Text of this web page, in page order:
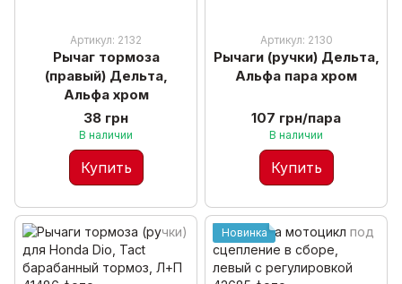
Артикул: 2132
Рычаг тормоза
(правый) Дельта,
Альфа хром
38 грн
В наличии
Купить
Артикул: 2130
Рычаги (ручки) Дельта,
Альфа пара хром
107 грн/пара
В наличии
Купить
Новинка